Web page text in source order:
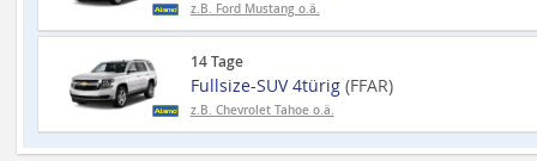
z.B. Ford Mustang o.ä.
14 Tage
Fullsize-SUV 4türig (FFAR)
z.B. Chevrolet Tahoe o.ä.